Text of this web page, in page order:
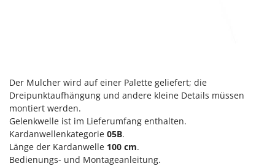
Der Mulcher wird auf einer Palette geliefert; die
Dreipunktaufhängung und andere kleine Details müssen
montiert werden.
Gelenkwelle ist im Lieferumfang enthalten.
Kardanwellenkategorie 05B.
Länge der Kardanwelle 100 cm.
Bedienungs- und Montageanleitung.